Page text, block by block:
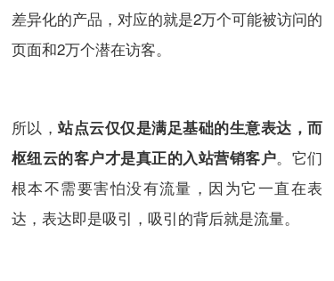
差异化的产品，对应的就是2万个可能被访问的
页面和2万个潜在访客。
所以，站点云仅仅是满足基础的生意表达，而
枢纽云的客户才是真正的入站营销客户。它们
根本不需要害怕没有流量，因为它一直在表
达，表达即是吸引，吸引的背后就是流量。